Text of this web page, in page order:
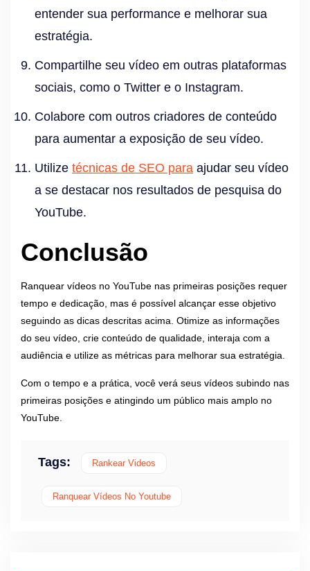
entender sua performance e melhorar sua
estratégia.
Compartilhe seu vídeo em outras plataformas
sociais, como o Twitter e o Instagram.
Colabore com outros criadores de conteúdo
para aumentar a exposição de seu vídeo.
Utilize técnicas de SEO para ajudar seu vídeo
a se destacar nos resultados de pesquisa do
YouTube.
Conclusão
Ranquear vídeos no YouTube nas primeiras posições requer
tempo e dedicação, mas é possível alcançar esse objetivo
seguindo as dicas descritas acima. Otimize as informações
do seu vídeo, crie conteúdo de qualidade, interaja com a
audiência e utilize as métricas para melhorar sua estratégia.
Com o tempo e a prática, você verá seus vídeos subindo nas
primeiras posições e atingindo um público mais amplo no
YouTube.
Tags: Rankear Videos
Ranquear Vídeos No Youtube